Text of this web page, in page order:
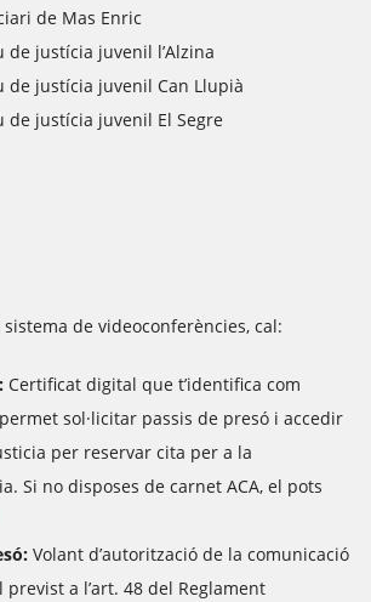
de Mas Enric
de justícia juvenil l’Alzina
de justícia juvenil Can Llupià
de justícia juvenil El Segre
de videoconferències, cal:
Certificat digital que t’identifica com
sol·licitar passis de presó i accedir
per reservar cita per a la
Si no disposes de carnet ACA, el pots
Volant d’autorització de la comunicació
a l’art. 48 del Reglament